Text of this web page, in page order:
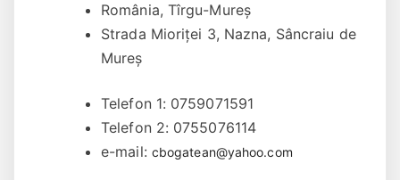
România, Tîrgu-Mureș
Strada Mioriței 3, Nazna, Sâncraiu de
Mureș
Telefon 1: 0759071591
Telefon 2: 0755076114
e-mail: cbogatean@yahoo.com